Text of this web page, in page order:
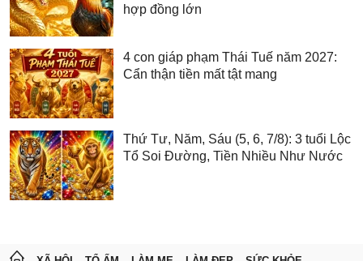
hợp đồng lớn
4 con giáp phạm Thái Tuế năm 2027:
Cẩn thận tiền mất tật mang
Thứ Tư, Năm, Sáu (5, 6, 7/8): 3 tuổi Lộc
Tổ Soi Đường, Tiền Nhiều Như Nước